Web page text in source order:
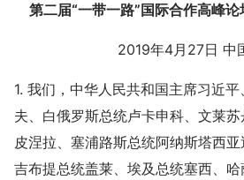
第二届“一带一路”国际合作高峰
2019年4月27日 中
1. 我们，中华人民共和国主席习近
夫、白俄罗斯总统卢卡申科、文莱
皮涅拉、塞浦路斯总统阿纳斯塔西亚
吉布提总统盖莱、埃及总统塞西、